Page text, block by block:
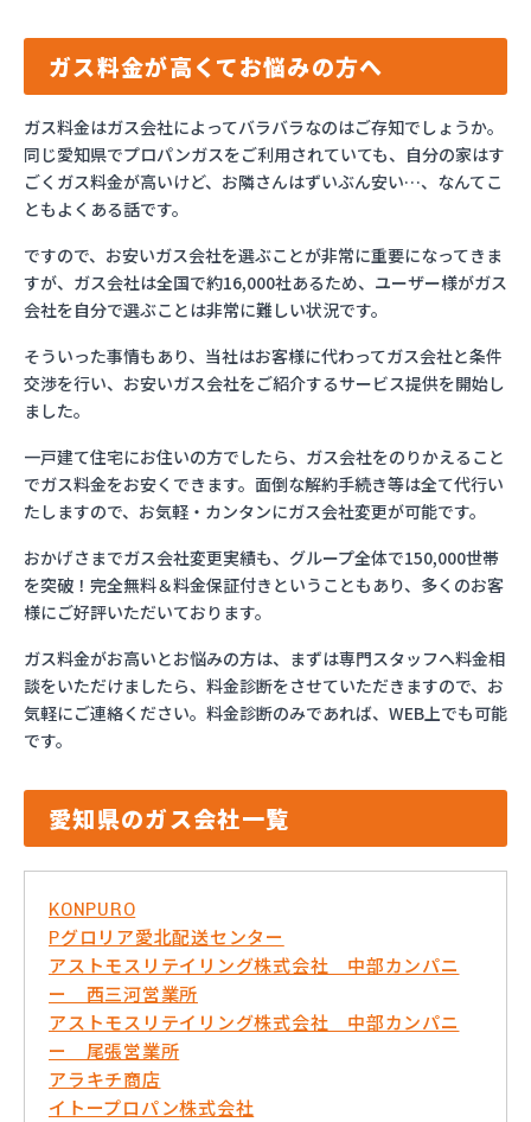
ガス料金が高くてお悩みの方へ
ガス料金はガス会社によってバラバラなのはご存知でしょうか。
同じ愛知県でプロパンガスをご利用されていても、自分の家はす
ごくガス料金が高いけど、お隣さんはずいぶん安い…、なんてこ
ともよくある話です。
ですので、お安いガス会社を選ぶことが非常に重要になってきま
すが、ガス会社は全国で約16,000社あるため、ユーザー様がガス
会社を自分で選ぶことは非常に難しい状況です。
そういった事情もあり、当社はお客様に代わってガス会社と条件
交渉を行い、お安いガス会社をご紹介するサービス提供を開始し
ました。
一戸建て住宅にお住いの方でしたら、ガス会社をのりかえること
でガス料金をお安くできます。面倒な解約手続き等は全て代行い
たしますので、お気軽・カンタンにガス会社変更が可能です。
おかげさまでガス会社変更実績も、グループ全体で150,000世帯
を突破！完全無料＆料金保証付きということもあり、多くのお客
様にご好評いただいております。
ガス料金がお高いとお悩みの方は、まずは専門スタッフへ料金相
談をいただけましたら、料金診断をさせていただきますので、お
気軽にご連絡ください。料金診断のみであれば、WEB上でも可能
です。
愛知県のガス会社一覧
KONPURO
Pグロリア愛北配送センター
アストモスリテイリング株式会社 中部カンパニ
ー 西三河営業所
アストモスリテイリング株式会社 中部カンパニ
ー 尾張営業所
アラキチ商店
イトープロパン株式会社